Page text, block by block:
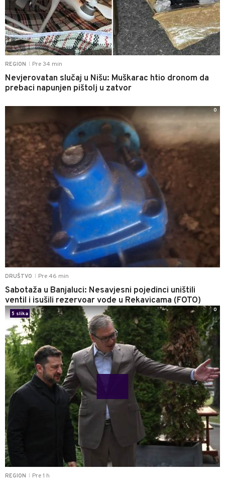
REGION Pre 34 min
Nevjerovatan slučaj u Nišu: Muškarac htio dronom da
prebaci napunjen pištolj u zatvor
DRUŠTVO Pre 46 min
Sabotaža u Banjaluci: Nesavjesni pojedinci uništili
ventil i isušili rezervoar vode u Rekavicama (FOTO)
0
REGION Pre 1 h
5 slika
0